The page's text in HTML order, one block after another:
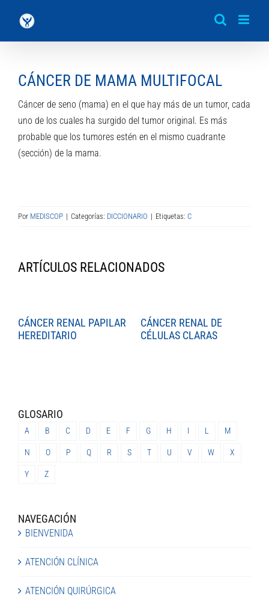
contenido
CÁNCER DE MAMA MULTIFOCAL
Cáncer de seno (mama) en el que hay más de un tumor, cada
uno de los cuales ha surgido del tumor original. Es más
probable que los tumores estén en el mismo cuadrante
(sección) de la mama.
Por MEDISCOP | Categorías: DICCIONARIO | Etiquetas: C
ARTÍCULOS RELACIONADOS
CÁNCER RENAL PAPILAR
HEREDITARIO
CÁNCER RENAL DE
CÉLULAS CLARAS
GLOSARIO
A B C D E F G H I L M
N O P Q R S T U V W X
Y Z
NAVEGACIÓN
BIENVENIDA
ATENCIÓN CLÍNICA
ATENCIÓN QUIRÚRGICA